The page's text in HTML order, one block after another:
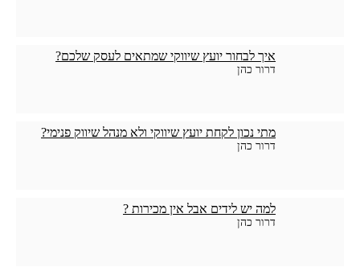
איך לבחור יועץ שיווקי שמתאים לעסק שלכם?
דרור כהן
מתי נכון לקחת יועץ שיווקי ולא מנהל שיווק פנימי?
דרור כהן
למה יש לידים אבל אין מכירות ?
דרור כהן